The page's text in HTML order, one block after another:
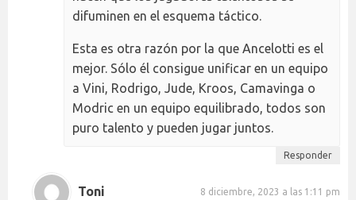
difuminen en el esquema táctico.
Esta es otra razón por la que Ancelotti es el
mejor. Sólo él consigue unificar en un equipo
a Vini, Rodrigo, Jude, Kroos, Camavinga o
Modric en un equipo equilibrado, todos son
puro talento y pueden jugar juntos.
Responder
Toni 8 diciembre, 2023 a las 1:11 pm